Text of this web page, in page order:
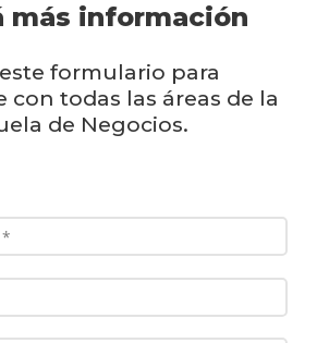
más información
formulario para
con todas las áreas de la
de Negocios.